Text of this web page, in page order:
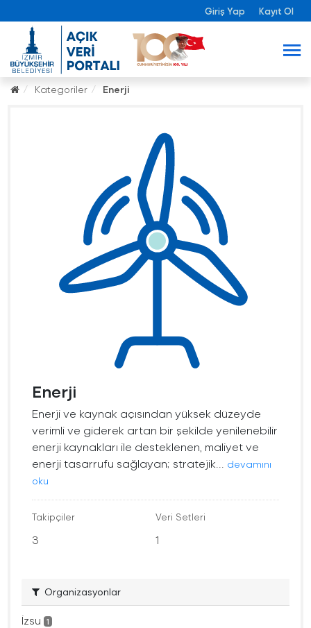
Giriş Yap Kayıt Ol
Kategoriler Enerji
Enerji
Enerji ve kaynak açısından yüksek düzeyde
verimli ve giderek artan bir şekilde yenilenebilir
enerji kaynakları ile desteklenen, maliyet ve
enerji tasarrufu sağlayan; stratejik...
devamını
oku
Takipçiler
3
Veri Setleri
1
Organizasyonlar
İzsu 1